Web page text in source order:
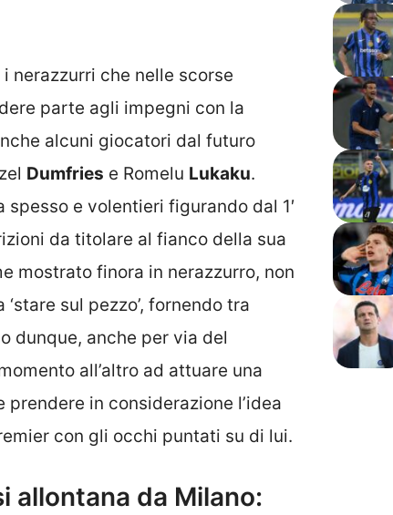
nerazzurri che nelle scorse
parte agli impegni con la
alcuni giocatori dal futuro
Dumfries e Romelu Lukaku.
e volentieri figurando dal 1′
da titolare al fianco della sua
mostrato finora in nerazzurro, non
sul pezzo’, fornendo tra
dunque, anche per via del
all’altro ad attuare una
in considerazione l’idea
con gli occhi puntati su di lui.
allontana da Milano: